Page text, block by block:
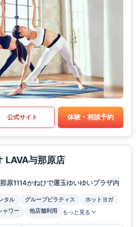
公式サイト 体験・相談予約
LAVA与那原店
原1114かねひで運玉ゆいゆいプラザ内
タル グループピラティス
ホットヨガ
ャワー 他店舗利用 もっと見る